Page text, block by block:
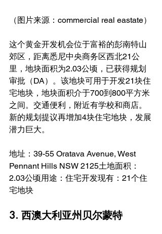
（图片来源：commercial real eastate）
这个黄金开发机会位于富裕的彭南特山
郊区，距离悉尼中央商务区西北21公
里，地块面积为2.03公顷，已获得规划
审批（DA）。该地块可用于开发21块住
宅地块，地块面积介于700到800平方米
之间。交通便利，附近有学校和商店。
新的规划提议再增加4块住宅地块，发展
潜力巨大。
地址：39-55 Oratava Avenue, West
Pennant Hills NSW 2125土地面积：
2.03公顷用途：住宅开发现有：21个住
宅地块
3. 西澳大利亚州贝尔蒙特